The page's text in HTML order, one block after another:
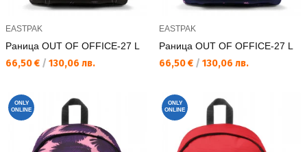
EASTPAK
Раница OUT OF OFFICE-27 L
Текуща цена:
66,50 € / 130,06 лв.
EASTPAK
Раница OUT OF OFFICE-27 L
Текуща цена:
66,50 € / 130,06 лв.
ONLY
ONLINE
ONLY
ONLINE